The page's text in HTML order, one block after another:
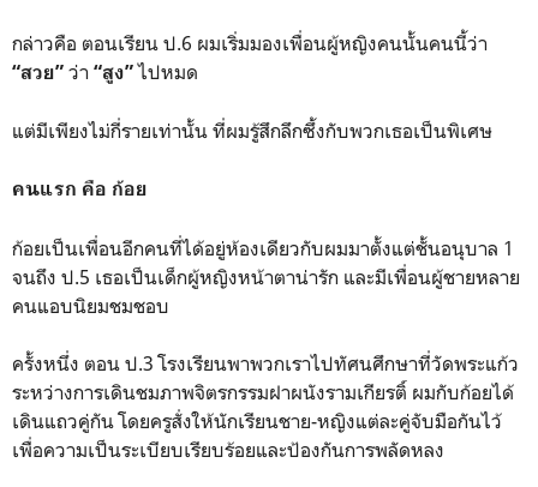
กล่าวคือ ตอนเรียน ป.6 ผมเริ่มมองเพื่อนผู้หญิงคนนั้นคนนี้ว่า
“สวย” ว่า “สูง”ไปหมด
แต่มีเพียงไม่กี่รายเท่านั้น ที่ผมรู้สึกลึกซึ้งกับพวกเธอเป็นพิเศษ
คนแรก คือ ก้อย
ก้อยเป็นเพื่อนอีกคนที่ได้อยู่ห้องเดียวกับผมมาตั้งแต่ชั้นอนุบาล 1
จนถึง ป.5 เธอเป็นเด็กผู้หญิงหน้าตาน่ารัก และมีเพื่อนผู้ชายหลาย
คนแอบนิยมชมชอบ
ครั้งหนึ่ง ตอน ป.3 โรงเรียนพาพวกเราไปทัศนศึกษาที่วัดพระแก้ว
ระหว่างการเดินชมภาพจิตรกรรมฝาผนังรามเกียรติ์ ผมกับก้อยได้
เดินแถวคู่กัน โดยครูสั่งให้นักเรียนชาย-หญิงแต่ละคู่จับมือกันไว้
เพื่อความเป็นระเบียบเรียบร้อยและป้องกันการพลัดหลง